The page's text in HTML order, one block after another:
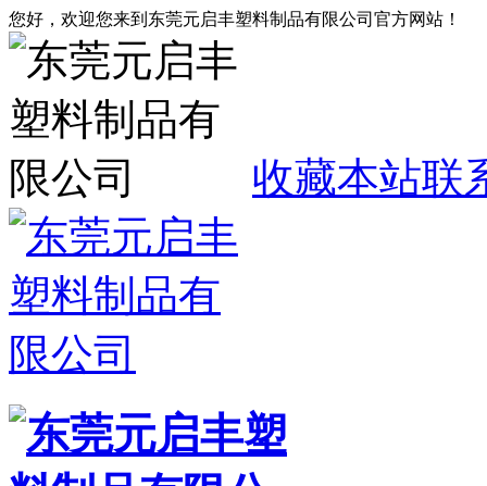
您好，欢迎您来到东莞元启丰塑料制品有限公司官方网站！
收藏本站联